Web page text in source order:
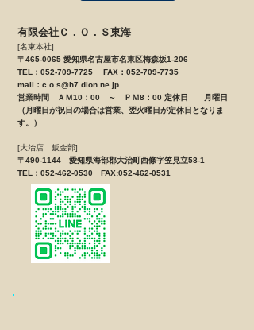
有限会社Ｃ．Ｏ．Ｓ東海
[名東本社]
〒465-0065 愛知県名古屋市名東区梅森坂1-206
TEL：052-709-7725 FAX：052-709-7735
mail： c.o.s@h7.dion.ne.jp
営業時間 ＡＭ10：00 ～ ＰＭ8：00 定休日 月曜日
（月曜日が祝日の場合は営業、翌火曜日が定休日となりま
す。）
[大治店 鈑金部]
〒490-1144 愛知県海部郡大治町西條字笠見立58-1
TEL：052-462-0530 FAX:052-462-0531